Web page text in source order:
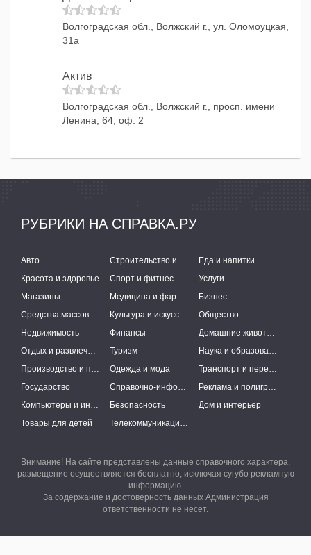
Волгоградская обл., Волжский г., ул. Оломоуцкая,
31а
Актив
Волгоградская обл., Волжский г., просп. имени
Ленина, 64, оф. 2
РУБРИКИ НА СПРАВКА.РУ
Авто Строительство и ремонт
Еда и напитки
Красота и здоровье
Спорт и фитнес
Услуги
Магазины
Медицина и фармацевтика
Бизнес
Средства массовой информации
Культура и искусство
Общество
Недвижимость
Финансы
Домашние животные
Отдых и развлечения
Туризм
Наука и образование
Производство и поставки
Одежда и мода
Транспорт и перевозки
Государство
Справочно-информационные системы
Реклама и полиграфия
Компьютеры и интернет
Безопасность
Дом и интерьер
Товары для детей
Телекоммуникации и связь
Внимание! На сайте представлены данные справочного характера,
размещение осуществляется бесплатно, исключая сугубо рекламную
информацию.
За содержание и достоверность данных Администрация
ответственности не несет.